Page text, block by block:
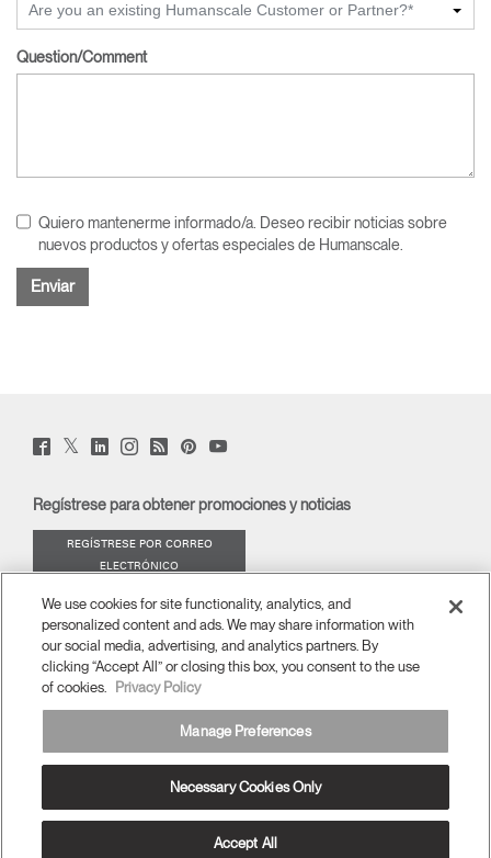
Are you an existing Humanscale Customer or Partner?*
Question/Comment
Quiero mantenerme informado/a. Deseo recibir noticias sobre
nuevos productos y ofertas especiales de Humanscale.
Facebook
(opens
Twitter
(opens
LinkedIn
(opens
Instagram
(opens
Humanscale
Blog
window)
PinterstYouTube
Regístrese para obtener promociones y noticias
REGÍSTRESE POR CORREO
ELECTRÓNICO
ACERCA DE
ERGONOMÍA
RECURSOS
Política de privacidad Cancelar suscripción
Ⓒ 2026 Humanscale. Todos los derechos reservados.
We use cookies for site functionality, analytics, and
personalized content and ads. We may share information with
our social media, advertising, and analytics partners. By
clicking “Accept All” or closing this box, you consent to the use
of cookies.
Privacy Policy
Manage Preferences
Necessary Cookies Only
Accept All